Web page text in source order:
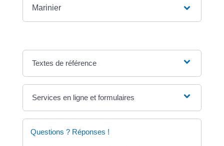
Marinier
Textes de référence
Services en ligne et formulaires
Questions ? Réponses !